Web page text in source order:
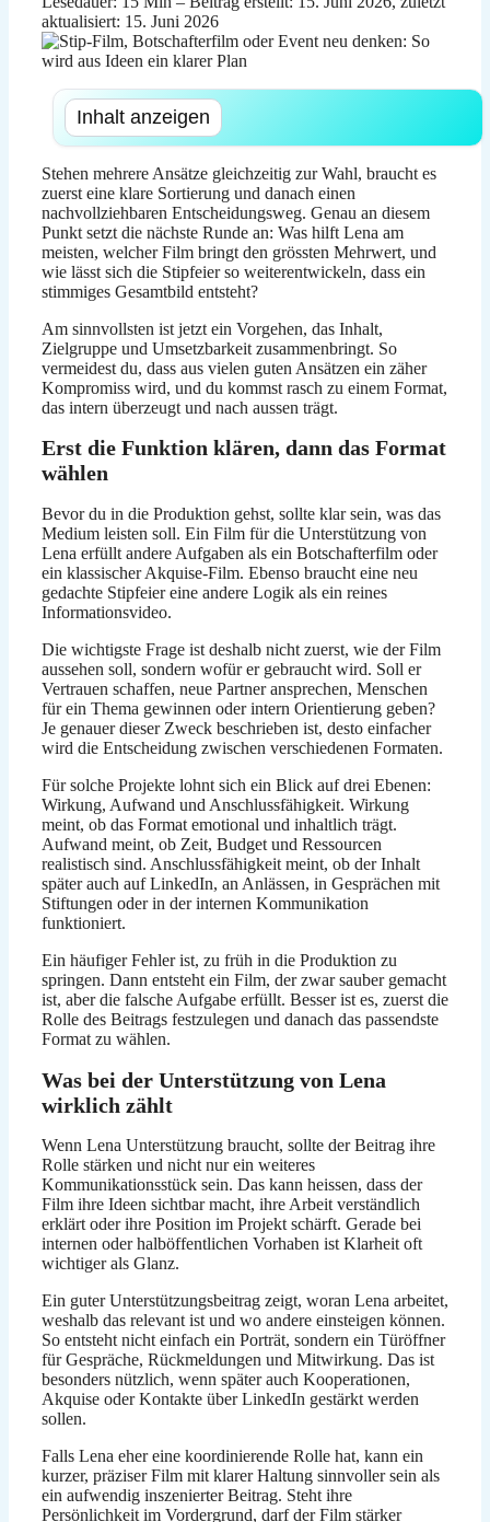
aktualisiert: 15. Juni 2026
Inhalt anzeigen
Stehen mehrere Ansätze gleichzeitig zur Wahl, braucht es
zuerst eine klare Sortierung und danach einen
nachvollziehbaren Entscheidungsweg. Genau an diesem
Punkt setzt die nächste Runde an: Was hilft Lena am
meisten, welcher Film bringt den grössten Mehrwert, und
wie lässt sich die Stipfeier so weiterentwickeln, dass ein
stimmiges Gesamtbild entsteht?
Am sinnvollsten ist jetzt ein Vorgehen, das Inhalt,
Zielgruppe und Umsetzbarkeit zusammenbringt. So
vermeidest du, dass aus vielen guten Ansätzen ein zäher
Kompromiss wird, und du kommst rasch zu einem Format,
das intern überzeugt und nach aussen trägt.
Erst die Funktion klären, dann das Format
wählen
Bevor du in die Produktion gehst, sollte klar sein, was das
Medium leisten soll. Ein Film für die Unterstützung von
Lena erfüllt andere Aufgaben als ein Botschafterfilm oder
ein klassischer Akquise-Film. Ebenso braucht eine neu
gedachte Stipfeier eine andere Logik als ein reines
Informationsvideo.
Die wichtigste Frage ist deshalb nicht zuerst, wie der Film
aussehen soll, sondern wofür er gebraucht wird. Soll er
Vertrauen schaffen, neue Partner ansprechen, Menschen
für ein Thema gewinnen oder intern Orientierung geben?
Je genauer dieser Zweck beschrieben ist, desto einfacher
wird die Entscheidung zwischen verschiedenen Formaten.
Für solche Projekte lohnt sich ein Blick auf drei Ebenen:
Wirkung, Aufwand und Anschlussfähigkeit. Wirkung
meint, ob das Format emotional und inhaltlich trägt.
Aufwand meint, ob Zeit, Budget und Ressourcen
realistisch sind. Anschlussfähigkeit meint, ob der Inhalt
später auch auf LinkedIn, an Anlässen, in Gesprächen mit
Stiftungen oder in der internen Kommunikation
funktioniert.
Ein häufiger Fehler ist, zu früh in die Produktion zu
springen. Dann entsteht ein Film, der zwar sauber gemacht
ist, aber die falsche Aufgabe erfüllt. Besser ist es, zuerst die
Rolle des Beitrags festzulegen und danach das passendste
Format zu wählen.
Was bei der Unterstützung von Lena
wirklich zählt
Wenn Lena Unterstützung braucht, sollte der Beitrag ihre
Rolle stärken und nicht nur ein weiteres
Kommunikationsstück sein. Das kann heissen, dass der
Film ihre Ideen sichtbar macht, ihre Arbeit verständlich
erklärt oder ihre Position im Projekt schärft. Gerade bei
internen oder halböffentlichen Vorhaben ist Klarheit oft
wichtiger als Glanz.
Ein guter Unterstützungsbeitrag zeigt, woran Lena arbeitet,
weshalb das relevant ist und wo andere einsteigen können.
So entsteht nicht einfach ein Porträt, sondern ein Türöffner
für Gespräche, Rückmeldungen und Mitwirkung. Das ist
besonders nützlich, wenn später auch Kooperationen,
Akquise oder Kontakte über LinkedIn gestärkt werden
sollen.
Falls Lena eher eine koordinierende Rolle hat, kann ein
kurzer, präziser Film mit klarer Haltung sinnvoller sein als
ein aufwendig inszenierter Beitrag. Steht ihre
Persönlichkeit im Vordergrund, darf der Film stärker